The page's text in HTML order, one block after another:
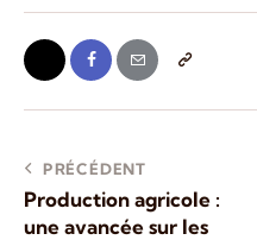
PRÉCÉDENT
Production agricole :
une avancée sur les